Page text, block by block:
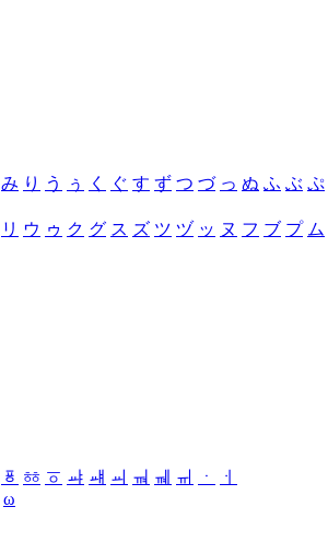
み り う ぅ く ぐ す ず つ づ っ ぬ ふ ぶ ぷ
リ ウ ゥ ク グ ス ズ ツ ヅ ッ ヌ フ ブ プ ム
ㆄ ㆅ ㆆ ㆇ ㆈ ㆉ ㆊ ㆋ ㆌ ㆍ
ㆎ
ω